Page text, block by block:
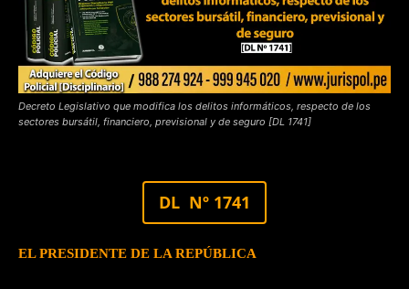
Decreto Legislativo que modifica los delitos informáticos, respecto de los
sectores bursátil, financiero, previsional y de seguro [DL 1741]
DL Nº 1741
EL PRESIDENTE DE LA REPÚBLICA